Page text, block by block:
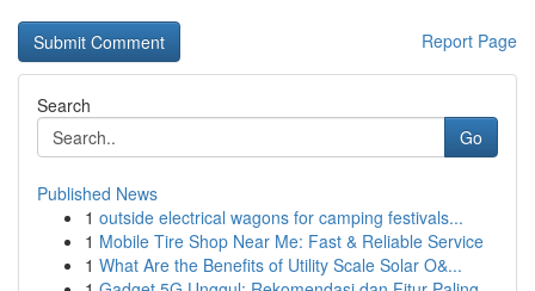
Report Page
Search
Go
Published News
1 outside electrical wagons for camping festivals...
1 Mobile Tire Shop Near Me: Fast & Reliable Service
1 What Are the Benefits of Utility Scale Solar O&...